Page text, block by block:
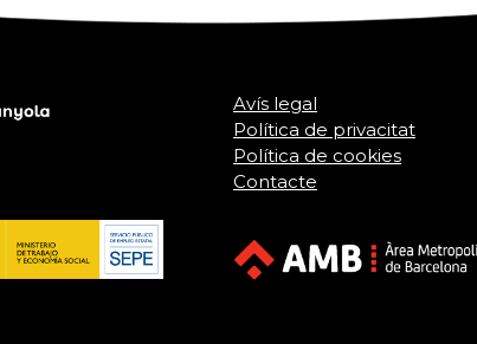
Avís legal
Política de privacitat
Política de cookies
Contacte